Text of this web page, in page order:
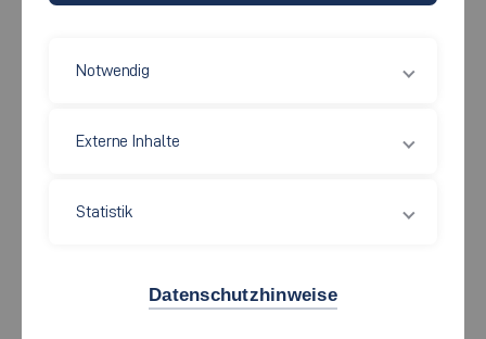
gemeinsam abheben!
die jeweiligen Themengebiete und bekommst anschließend
Notwendig
Externe Inhalte
Statistik
Datenschutzhinweise